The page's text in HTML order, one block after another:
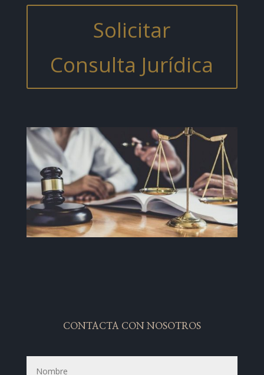
Solicitar
Consulta Jurídica
CONTACTA CON NOSOTROS